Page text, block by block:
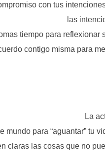
con tus
las
tiempo para reflexionar
contigo misma para
La
mundo para “aguantar” tu
claras las cosas que no